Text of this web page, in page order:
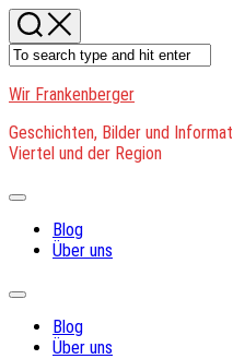
Skip
to
content
Wir Frankenberger
Geschichten, Bilder und
Viertel und der Region
Expand
Blog
Über uns
Expand
Blog
Über uns